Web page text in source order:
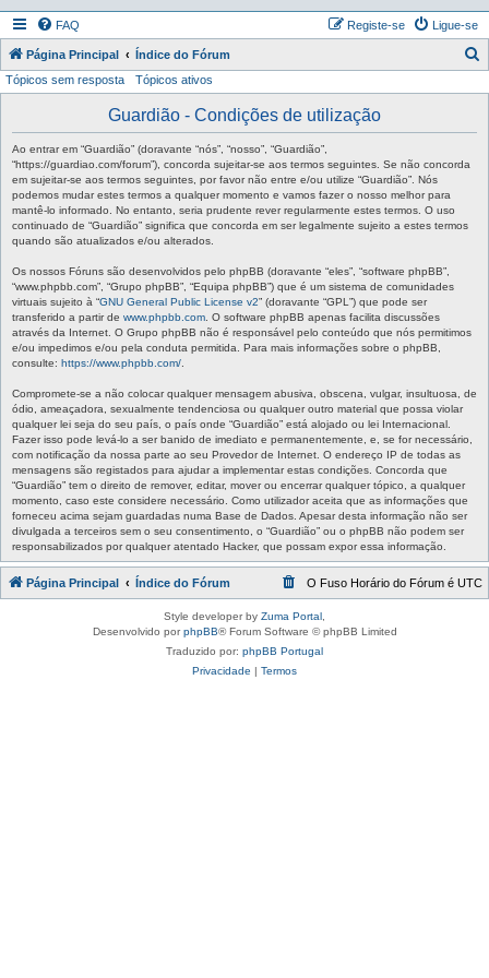
FAQ Ligue-se
Registe-se
Página Principal Índice do Fórum
Tópicos sem resposta Tópicos ativos
Guardião - Condições de utilização
Ao entrar em “Guardião” (doravante “nós”, “nosso”, “Guardião”,
“https://guardiao.com/forum”), concorda sujeitar-se aos termos seguintes. Se não concorda
em sujeitar-se aos termos seguintes, por favor não entre e/ou utilize “Guardião”. Nós
podemos mudar estes termos a qualquer momento e vamos fazer o nosso melhor para
mantê-lo informado. No entanto, seria prudente rever regularmente estes termos. O uso
continuado de “Guardião” significa que concorda em ser legalmente sujeito a estes termos
quando são atualizados e/ou alterados.
Os nossos Fóruns são desenvolvidos pelo phpBB (doravante “eles”, “software phpBB”,
“www.phpbb.com”, “Grupo phpBB”, “Equipa phpBB”) que é um sistema de comunidades
virtuais sujeito à “GNU General Public License v2” (doravante “GPL”) que pode ser
transferido a partir de www.phpbb.com . O software phpBB apenas facilita discussões
através da Internet. O Grupo phpBB não é responsável pelo conteúdo que nós permitimos
e/ou impedimos e/ou pela conduta permitida. Para mais informações sobre o phpBB,
consulte: https://www.phpbb.com/
Compromete-se a não colocar qualquer mensagem abusiva, obscena, vulgar, insultuosa, de
ódio, ameaçadora, sexualmente tendenciosa ou qualquer outro material que possa violar
qualquer lei seja do seu país, o país onde “Guardião” está alojado ou lei Internacional.
Fazer isso pode levá-lo a ser banido de imediato e permanentemente, e, se for necessário,
com notificação da nossa parte ao seu Provedor de Internet. O endereço IP de todas as
mensagens são registados para ajudar a implementar estas condições. Concorda que
“Guardião” tem o direito de remover, editar, mover ou encerrar qualquer tópico, a qualquer
momento, caso este considere necessário. Como utilizador aceita que as informações que
forneceu acima sejam guardadas numa Base de Dados. Apesar desta informação não ser
divulgada a terceiros sem o seu consentimento, o “Guardião” ou o phpBB não podem ser
responsabilizados por qualquer atentado Hacker, que possam expor essa informação.
Página Principal Índice do Fórum O Fuso Horário do Fórum é UTC
Style developer by Zuma Portal
Desenvolvido porphpBB® Forum Software © phpBB Limited
Traduzido por: phpBB Portugal
Privacidade | Termos